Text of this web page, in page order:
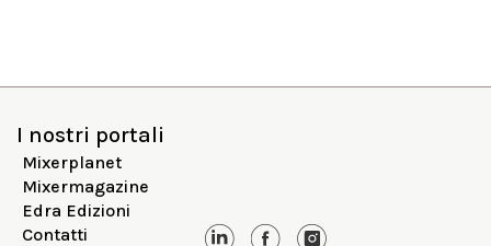
I nostri portali
Mixerplanet
Mixermagazine
Edra Edizioni
Contatti